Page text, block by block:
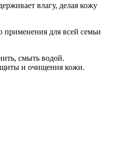
влагу, делая кожу
применения для всей семьи
смыть водой.
и очищения кожи.